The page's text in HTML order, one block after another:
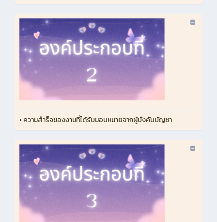
• ความสำร็จของงานที่ได้รับมอบหมายจากผู้บังคับบัญชา